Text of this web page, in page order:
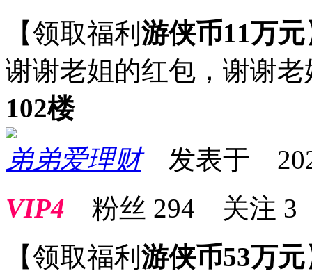
【领取福利 游侠币11万元
谢谢老姐的红包，谢谢
102楼
弟弟爱理财发表于
VIP4 粉丝 294 关注 3
【领取福利 游侠币53万元